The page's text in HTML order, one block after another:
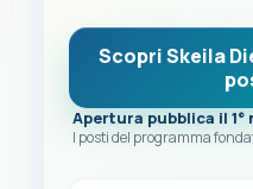
Scopri Skeila
Apertura pubblica il 1°
I posti del programma